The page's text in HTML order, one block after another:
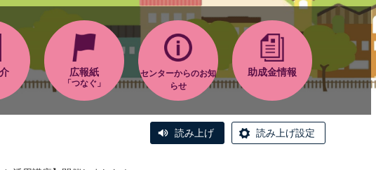
広報紙
「つなぐ」
センターからのお知
らせ
助成金情報
読み上げ 読み上げ設定